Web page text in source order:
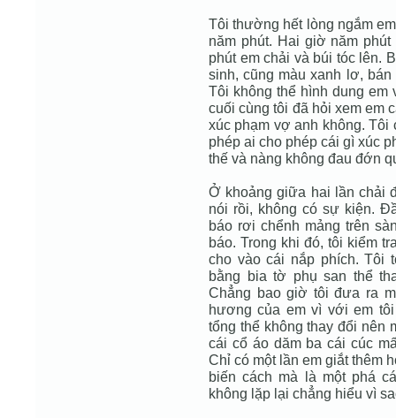
Tôi thường hết lòng ngắm
năm phút. Hai giờ năm
phút em chải và búi tóc lên.
sinh, cũng màu xanh lơ,
Tôi không thể hình dung
cuối cùng tôi đã hỏi xem em
xúc phạm vợ anh không.
phép ai cho phép cái gì xúc
thế và nàng không đau đớn
Ở khoảng giữa hai lần chải
nói rồi, không có sự kiện.
báo rơi chểnh mảng trên
báo. Trong khi đó, tôi kiểm
cho vào cái nắp phích. Tôi
bằng bia tờ phụ san thể
Chẳng bao giờ tôi đưa ra
hương của em vì với em
tổng thể không thay đổi nên
cái cổ áo dăm ba cái cúc
Chỉ có một lần em giắt thêm
biến cách mà là một phá
không lặp lại chẳng hiểu vì